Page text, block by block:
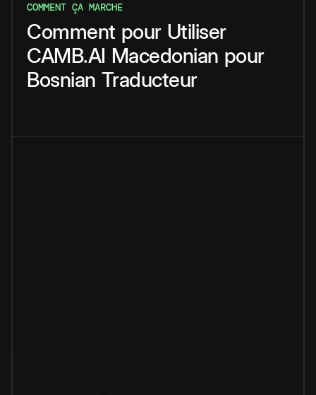
COMMENT ÇA MARCHE
Comment pour Utiliser
CAMB.AI Macedonian pour
Bosnian Traducteur